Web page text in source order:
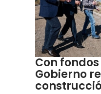
Con
Gobierno